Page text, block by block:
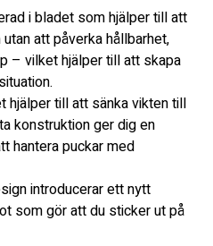
i bladet som hjälper till att
att påverka hållbarhet,
– vilket hjälper till att skapa
hjälper till att sänka vikten till
konstruktion ger dig en
hantera puckar med
introducerar ett nytt
som gör att du sticker ut på